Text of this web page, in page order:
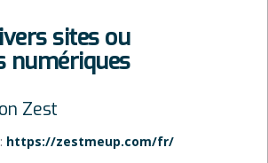
sites ou
numériques
Zest
https://zestmeup.com/fr/